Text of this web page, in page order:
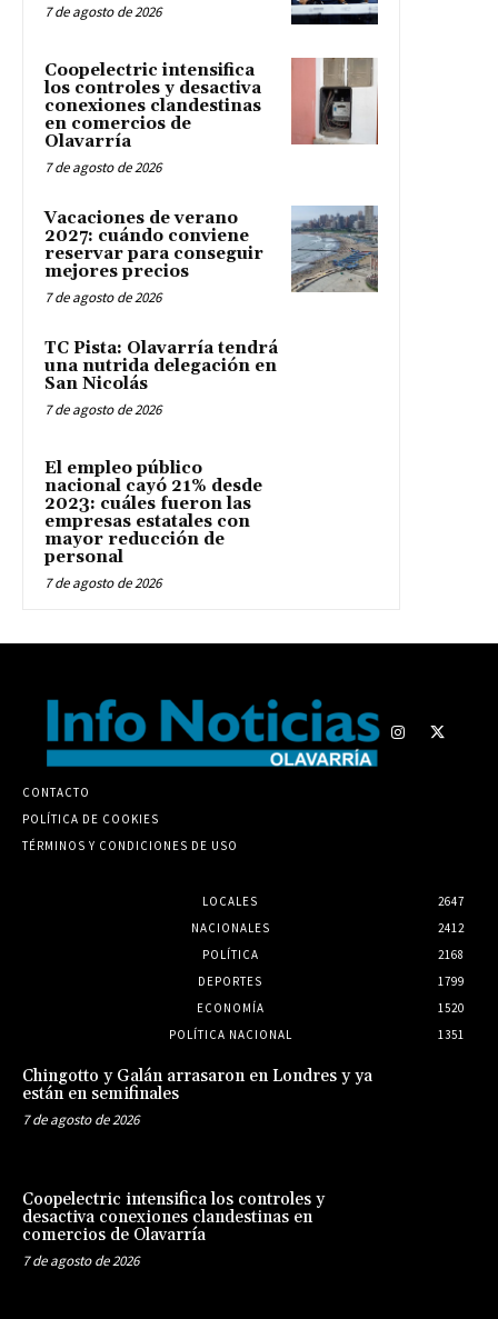
7 de agosto de 2026
Coopelectric intensifica
los controles y desactiva
conexiones clandestinas
en comercios de
Olavarría
7 de agosto de 2026
Vacaciones de verano
2027: cuándo conviene
reservar para conseguir
mejores precios
7 de agosto de 2026
TC Pista: Olavarría tendrá
una nutrida delegación en
San Nicolás
7 de agosto de 2026
El empleo público
nacional cayó 21% desde
2023: cuáles fueron las
empresas estatales con
mayor reducción de
personal
7 de agosto de 2026
CONTACTO
POLÍTICA DE COOKIES
TÉRMINOS Y CONDICIONES DE USO
LOCALES
2647
NACIONALES
2412
POLÍTICA
2168
DEPORTES
1799
ECONOMÍA
1520
POLÍTICA NACIONAL
1351
Chingotto y Galán arrasaron en Londres y ya
están en semifinales
7 de agosto de 2026
Coopelectric intensifica los controles y
desactiva conexiones clandestinas en
comercios de Olavarría
7 de agosto de 2026